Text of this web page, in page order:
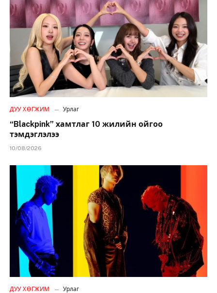
ДУУ ХӨГЖИМ Урлаг
“Blackpink” хамтлаг 10 жилийн ойгоо
тэмдэглэлээ
10/08/2026
ДУУ ХӨГЖИМ Урлаг